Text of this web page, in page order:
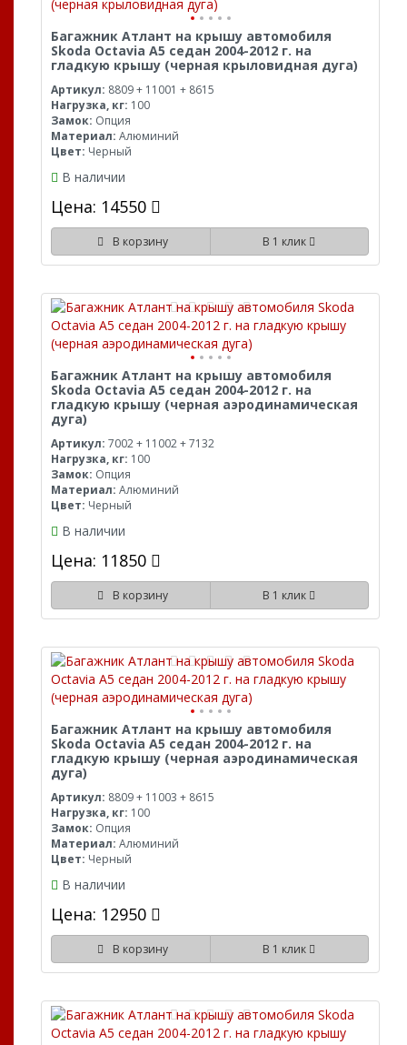
Багажник Атлант на крышу автомобиля
Skoda Octavia A5 седан 2004-2012 г. на
гладкую крышу (черная крыловидная дуга)
Артикул: 8809 + 11001 + 8615
Нагрузка, кг: 100
Замок: Опция
Материал: Алюминий
Цвет: Черный
В наличии
Цена: 14550
В корзину В 1 клик
Багажник Атлант на крышу автомобиля
Skoda Octavia A5 седан 2004-2012 г. на
гладкую крышу (черная аэродинамическая
дуга)
Артикул: 7002 + 11002 + 7132
Нагрузка, кг: 100
Замок: Опция
Материал: Алюминий
Цвет: Черный
В наличии
Цена: 11850
В корзину В 1 клик
Багажник Атлант на крышу автомобиля
Skoda Octavia A5 седан 2004-2012 г. на
гладкую крышу (черная аэродинамическая
дуга)
Артикул: 8809 + 11003 + 8615
Нагрузка, кг: 100
Замок: Опция
Материал: Алюминий
Цвет: Черный
В наличии
Цена: 12950
В корзину В 1 клик